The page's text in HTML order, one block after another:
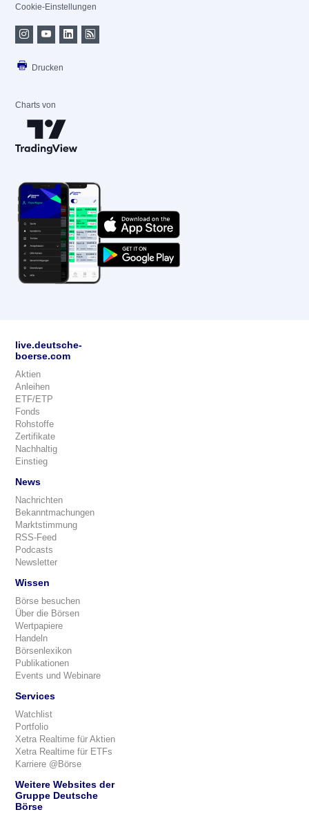
Cookie-Einstellungen
Drucken
Charts von
live.deutsche-
boerse.com
Aktien
Anleihen
ETF/ETP
Fonds
Rohstoffe
Zertifikate
Nachhaltig
Einstieg
News
Nachrichten
Bekanntmachungen
Marktstimmung
RSS-Feed
Podcasts
Newsletter
Wissen
Börse besuchen
Über die Börsen
Wertpapiere
Handeln
Börsenlexikon
Publikationen
Events und Webinare
Services
Watchlist
Portfolio
Xetra Realtime für Aktien
Xetra Realtime für ETFs
Karriere @Börse
Weitere Websites der
Gruppe Deutsche
Börse